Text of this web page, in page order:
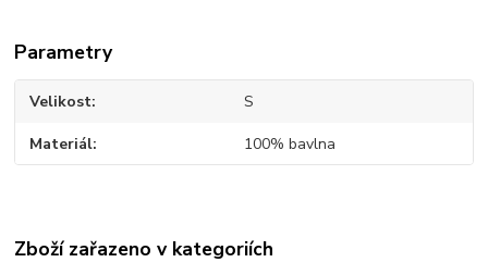
Parametry
Velikost S
Materiál 100% bavlna
Zboží zařazeno v kategoriích